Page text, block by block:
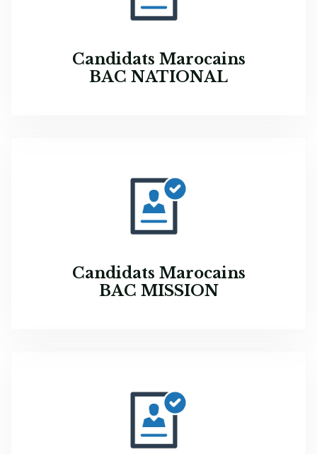
Candidats Marocains
BAC NATIONAL
Candidats Marocains
BAC MISSION